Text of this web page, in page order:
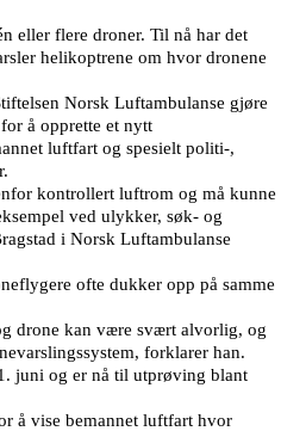
eller flere droner. Til nå har det
helikoptrene om hvor dronene
Norsk Luftambulanse gjøre
å opprette et nytt
luftfart og spesielt politi-,
kontrollert luftrom og må kunne
ved ulykker, søk- og
i Norsk Luftambulanse
ofte dukker opp på samme
drone kan være svært alvorlig, og
forklarer han.
juni og er nå til utprøving blant
å vise bemannet luftfart hvor